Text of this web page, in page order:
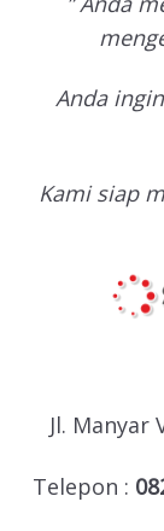
Anda
Kami siap
Jl. Manyar
Telepon :